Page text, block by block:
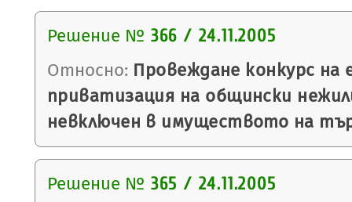
Решение № 366 / 24.11.2005
Относно: Провеждане конкурс на
приватизация на общински
невключен в имуществото на
Решение № 365 / 24.11.2005